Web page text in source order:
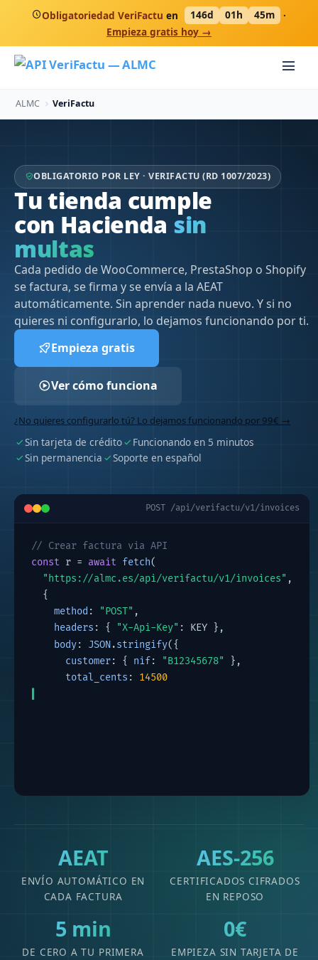
Obligatoriedad VeriFactu en 146d 01h 45m
·
Empieza gratis hoy →
ALMC VeriFactu
OBLIGATORIO POR LEY · VERIFACTU (RD 1007/2023)
Tu tienda cumple
con Hacienda sin
papeleo
Cada pedido de WooCommerce, PrestaShop o Shopify
se factura, se firma y se envía a la AEAT
automáticamente. Sin aprender nada nuevo. Y si no
quieres ni configurarlo, lo dejamos funcionando por ti.
Empieza gratis
Ver cómo funciona
¿No quieres configurarlo tú? Lo dejamos funcionando por 99€ →
Sin tarjeta de crédito
Funcionando en 5 minutos
Sin permanencia
Soporte en español
POST /api/verifactu/v1/invoices
// Crear factura via API
const r = await fetch(
"https://almc.es/api/verifactu/v1/invoices" ,
  {
method : "POST" ,
headers : { "X-Api-Key" : KEY },
body: JSON.stringify({
customer: { nif: "B12345678"
},
total_cents : 14500
AEAT
ENVÍO AUTOMÁTICO EN
CADA FACTURA
AES-256
CERTIFICADOS CIFRADOS
EN REPOSO
5 min
DE CERO A TU PRIMERA
0€
EMPIEZA SIN TARJETA DE